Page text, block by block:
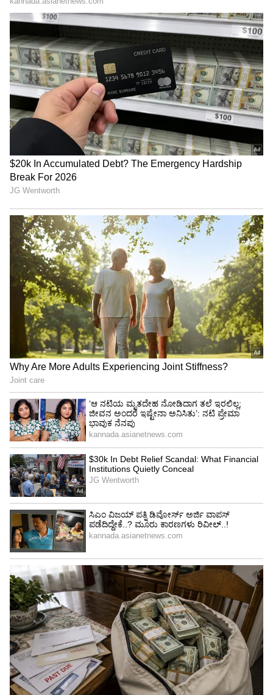
ಕರ್ಕ ರಾಶಿ :
ಕರ್ಕ ರಾಶಿಯವರು ಎಲ್ಲಾ ರಾಶಿಯ
ಹುಡುಗಿಯರಿಗಿಂತ ಹೆಚ್ಚು ಸೂಕ್ಷ್ಮವಾಗಿರ್ತಾರೆ. ಕರ್ಕ
ರಾಶಿಯವರು ತನ್ನ ಸಂಗಾತಿ ಎಂದೂ ರೋಮ್ಯಾಂಟಿಕ್
ಆಗಿರಬೇಕೆಂದು ಬಯಸುತ್ತಾಳೆ. ಒಂದು ವೇಳೆ ಅವರು
ಬಯಸಿದ ಸಂಗಾತಿ ಸಿಕ್ಕರೆ ಅವರು ಮತ್ತಷ್ಟು ರೋಮ್ಯಾಂಟಿಕ್
ಆಗ್ತಾರೆ. ಸಂಗಾತಿ ಜೊತೆ ಸದಾ ರೋಮ್ಯಾಂಟಿಕ್ ಕ್ಷಣ
ಕಳೆಯುತ್ತಾರೆ.
ವೃಷಭ ರಾಶಿ :ವೃಷಭ ರಾಶಿಯ ಹುಡುಗಿಯರು ತಮ್ಮ
ಸಂಗಾತಿಯನ್ನು ಭಾವನಾತ್ಮಕವಾಗಿ ಸಂತೋಷವಾಗಿಡಲು
ಮತ್ತು ಆರಾಮದಾಯಕವಾಗಿಡಲು ಬಯಸ್ತಾರೆ. ವೃಷಭ
ರಾಶಿಯವರು ಇದನ್ನು ಬಿಟ್ಟು ಸಂಗಾತಿಯಿಂದ ಹೆಚ್ಚೇನೂ
ಬಯಸುವುದಿಲ್ಲ. ಭಾವನಾತ್ಮಕ ವಿಷ್ಯಕ್ಕೆ ಅವರು ಹೆಚ್ಚು ಆದ್ಯತೆ
ನೀಡ್ತಾರೆ. ಇದೇ ಕಾರಣಕ್ಕೆ ಇವರು ಬೇರೆಯವರನ್ನು
ಆಕರ್ಷಿಸುತ್ತಾರೆ.
ನಿಮ್ಮ ಹೆಸರು A ಅಕ್ಷರದಿಂದ ಶುರುವಾಗುತ್ತಾ? ಅದು ನಿಮ್ಮ
ಬಗ್ಗೆ ಏನು ಹೇಳ್ತಿದೆ ಗೊತ್ತಾ?